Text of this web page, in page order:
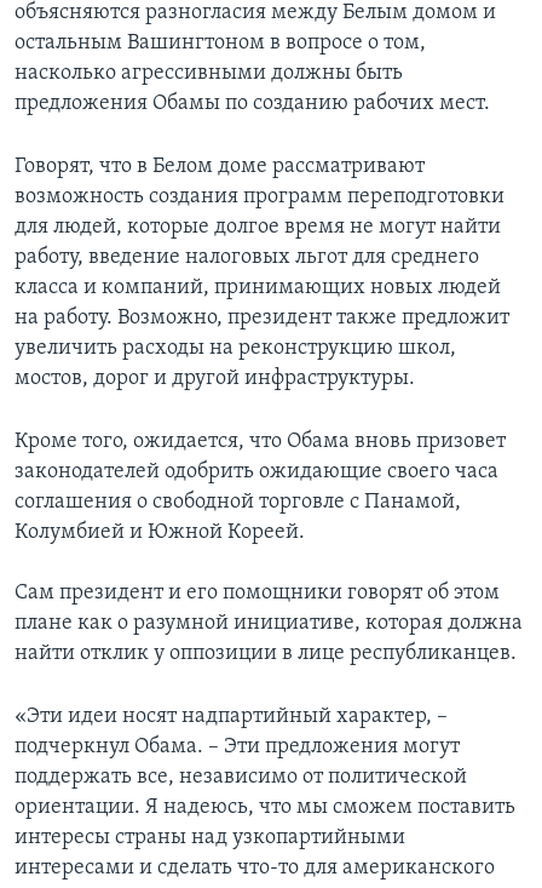
объясняются разногласия между Белым домом и
остальным Вашингтоном в вопросе о том,
насколько агрессивными должны быть
предложения Обамы по созданию рабочих мест.
Говорят, что в Белом доме рассматривают
возможность создания программ переподготовки
для людей, которые долгое время не могут найти
работу, введение налоговых льгот для среднего
класса и компаний, принимающих новых людей
на работу. Возможно, президент также предложит
увеличить расходы на реконструкцию школ,
мостов, дорог и другой инфраструктуры.
Кроме того, ожидается, что Обама вновь призовет
законодателей одобрить ожидающие своего часа
соглашения о свободной торговле с Панамой,
Колумбией и Южной Кореей.
Сам президент и его помощники говорят об этом
плане как о разумной инициативе, которая должна
найти отклик у оппозиции в лице республиканцев.
«Эти идеи носят надпартийный характер, –
подчеркнул Обама. – Эти предложения могут
поддержать все, независимо от политической
ориентации. Я надеюсь, что мы сможем поставить
интересы страны над узкопартийными
интересами и сделать что-то для американского